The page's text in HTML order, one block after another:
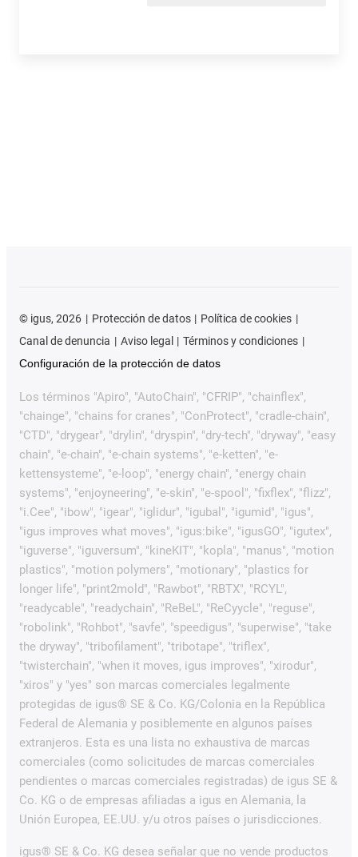
© igus, 2026 Protección de datos
Política de cookies
Canal de denuncia
Aviso legal
Términos y condiciones
Configuración de la protección de datos
Los términos "Apiro", "AutoChain", "CFRIP", "chainflex",
"chainge", "chains for cranes", "ConProtect", "cradle-chain",
"CTD", "drygear", "drylin", "dryspin", "dry-tech", "dryway", "easy
chain", "e-chain", "e-chain systems", "e-ketten", "e-
kettensysteme", "e-loop", "energy chain", "energy chain
systems", "enjoyneering", "e-skin", "e-spool", "fixflex", "flizz",
"i.Cee", "ibow", "igear", "iglidur", "igubal", "igumid", "igus",
"igus improves what moves", "igus:bike", "igusGO", "igutex",
"iguverse", "iguversum", "kineKIT", "kopla", "manus", "motion
plastics", "motion polymers", "motionary", "plastics for
longer life", "print2mold", "Rawbot", "RBTX", "RCYL",
"readycable", "readychain", "ReBeL", "ReCyycle", "reguse",
"robolink", "Rohbot", "savfe", "speedigus", "superwise", "take
the dryway", "tribofilament", "tribotape", "triflex",
"twisterchain", "when it moves, igus improves", "xirodur",
"xiros" y "yes" son marcas comerciales legalmente
protegidas de igus® SE & Co. KG/Colonia en la República
Federal de Alemania y posiblemente en algunos países
extranjeros. Esta es una lista no exhaustiva de marcas
comerciales (como solicitudes de marcas comerciales
pendientes o marcas comerciales registradas) de igus SE &
Co. KG o de empresas afiliadas a igus en Alemania, la
Unión Europea, EE.UU. y/u otros países o jurisdicciones.
igus® SE & Co. KG desea señalar que no vende productos